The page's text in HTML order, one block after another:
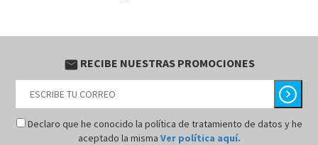
email RECIBE NUESTRAS PROMOCIONES
chevron_right
Declaro que he conocido la política de tratamiento de datos y he
aceptado la misma Ver política aquí.